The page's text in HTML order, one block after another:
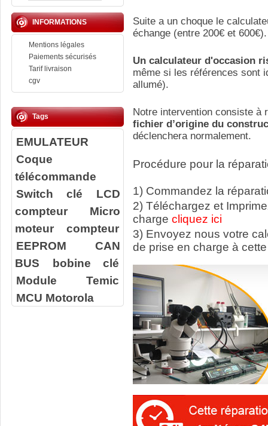
INFORMATIONS
Mentions légales
Paiements sécurisés
Tarif livraison
cgv
Tags
EMULATEUR
Coque
télécommande
Switch clé
LCD
compteur
Micro
moteur compteur
EEPROM
CAN
BUS
bobine clé
Module Temic
MCU Motorola
Suite a un choque le
échange (entre 200€ et 600€).
Un calculateur d'occasion
même si les références sont
allumé).
Notre intervention consiste à r
fichier d’origine du
déclenchera normalement.
Procédure pour la
1) Commandez la
2) Téléchargez et
charge cliquez ici
3) Envoyez nous votre
de prise en charge à